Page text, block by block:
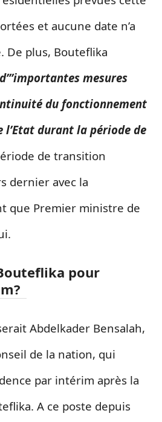
et aucune date n’a
De plus, Bouteflika
d’”importantes mesures
du fonctionnement
durant la période de
de transition
dernier avec la
que Premier ministre de
pour
Abdelkader Bensalah,
de la nation, qui
par intérim après la
A ce poste depuis